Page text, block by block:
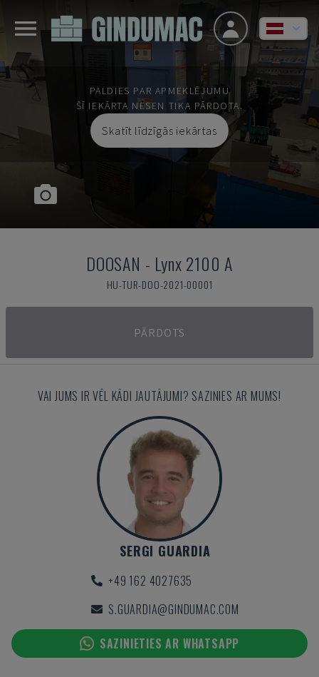
PALDIES PAR APMEKLĒJUMU
ŠĪ IEKĀRTA NESEN TIKA PĀRDOTA.
Skatīt līdzīgās iekārtas
DOOSAN - Lynx 2100 A
HU-TUR-DOO-2021-00001
PĀRDOTS
VAI JUMS IR VĒL KĀDI JAUTĀJUMI? SAZINIES AR MUMS!
SERGI GUARDIA
+49 162 4027635
S.GUARDIA@GINDUMAC.COM
SAZINIETIES AR WHATSAPP